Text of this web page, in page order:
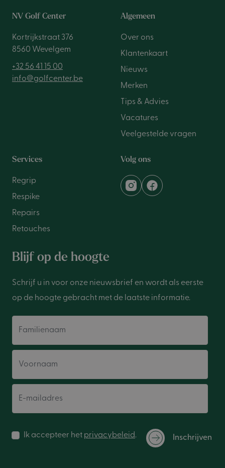
NV Golf Center
Kortrijkstraat 376
8560 Wevelgem
+32 56 41 15 00
info@golfcenter.be
Algemeen
Over ons
Klantenkaart
Nieuws
Merken
Tips & Advies
Vacatures
Veelgestelde vragen
Services
Regrip
Respike
Repairs
Retouches
Volg ons
Blijf op de hoogte
Schrijf u in voor onze nieuwsbrief en wordt als eerste
op de hoogte gebracht met de laatste informatie.
Familienaam
Voornaam
E-mailadres
Ik accepteer het privacybeleid. Inschrijven